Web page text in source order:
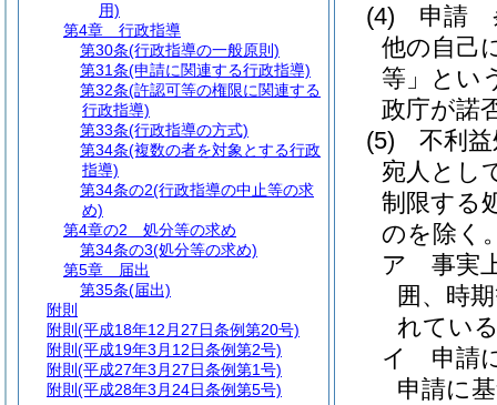
(4)
申請
他の自己
等」とい
政庁が諾
(5)
不利
宛人とし
制限する
のを除く
ア
事実
囲、時
れてい
イ
申請
申請に
用)
第4章
行政指導
第30条(行政指導の一般原則)
第31条(申請に関連する行政指導)
第32条(許認可等の権限に関連する
行政指導)
第33条(行政指導の方式)
第34条(複数の者を対象とする行政
指導)
第34条の2(行政指導の中止等の求
め)
第4章の2
処分等の求め
第34条の3(処分等の求め)
第5章
届出
第35条(届出)
附則
附則 (平成18年12月27日条例第20号)
附則 (平成19年3月12日条例第2号)
附則 (平成27年3月27日条例第1号)
附則 (平成28年3月24日条例第5号)